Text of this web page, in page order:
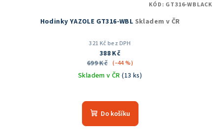
Hodinky YAZOLE GT316-WBL Skladem v ČR
321 Kč bez DPH
388 Kč
699 Kč (–44 %)
Skladem v ČR(13 ks)
Do košíku
KÓD: GT316-WBLACK